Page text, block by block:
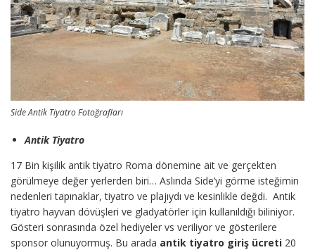
Side Antik Tiyatro Fotoğrafları
Antik Tiyatro
17 Bin kişilik antik tiyatro Roma dönemine ait ve gerçekten
görülmeye değer yerlerden biri… Aslında Side’yi görme isteğimin
nedenleri tapınaklar, tiyatro ve plajıydı ve kesinlikle değdi. Antik
tiyatro hayvan dövüşleri ve gladyatörler için kullanıldığı biliniyor.
Gösteri sonrasında özel hediyeler vs veriliyor ve gösterilere
sponsor olunuyormuş. Bu arada antik tiyatro giriş ücreti 20